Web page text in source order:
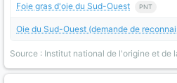
Foie gras d'oie du Sud-Ouest PNT
Oie du Sud-Ouest (demande de
Source : Institut national de l'origine et de